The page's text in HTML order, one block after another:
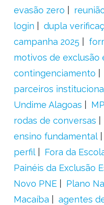
evasão zero
login
dupla
campanha 2025
motivos de exclusão
contingenciamento
parceiros
Undime Alagoas
rodas de conversas
ensino fundamental
perfil
Fora da
Painéis da Exclusão
Novo PNE
Plano
Macaíba
agentes